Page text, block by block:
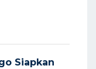
Siapkan